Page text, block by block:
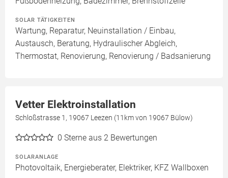
SOLAR TÄTIGKEITEN
Wartung, Reparatur, Neuinstallation / Einbau,
Austausch, Beratung, Hydraulischer Abgleich,
Thermostat, Renovierung, Renovierung / Badsanierung
Vetter Elektroinstallation
Schloßstrasse 1, 19067 Leezen (11km von 19067 Bülow)
0 Sterne aus 2 Bewertungen
SOLARANLAGE
Photovoltaik, Energieberater, Elektriker, KFZ Wallboxen